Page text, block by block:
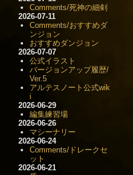
Comments/死神の細剣
2026-07-11
Comments/おすすめダ
ンジョン
おすすめダンジョン
2026-07-07
公式イラスト
バージョンアップ履歴/
Ver.5
アルテスノート公式wik
i
2026-06-29
編集練習場
2026-06-26
マシーナリー
2026-06-24
Comments/ドレークセ
ット
2026-06-21